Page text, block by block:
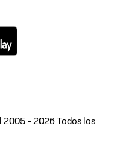
2005 - 2026 Todos los